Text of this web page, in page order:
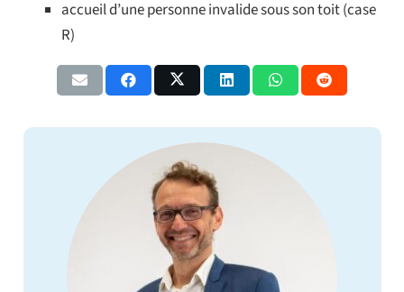
accueil d’une personne invalide sous son toit (case
R)